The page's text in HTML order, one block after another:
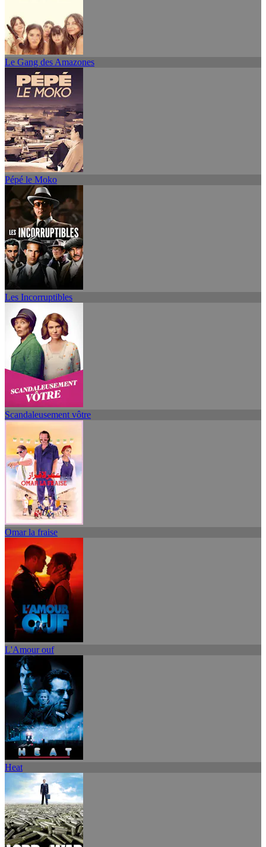
Le Gang des Amazones
Pépé le Moko
Les Incorruptibles
Scandaleusement vôtre
Omar la fraise
L'Amour ouf
Heat